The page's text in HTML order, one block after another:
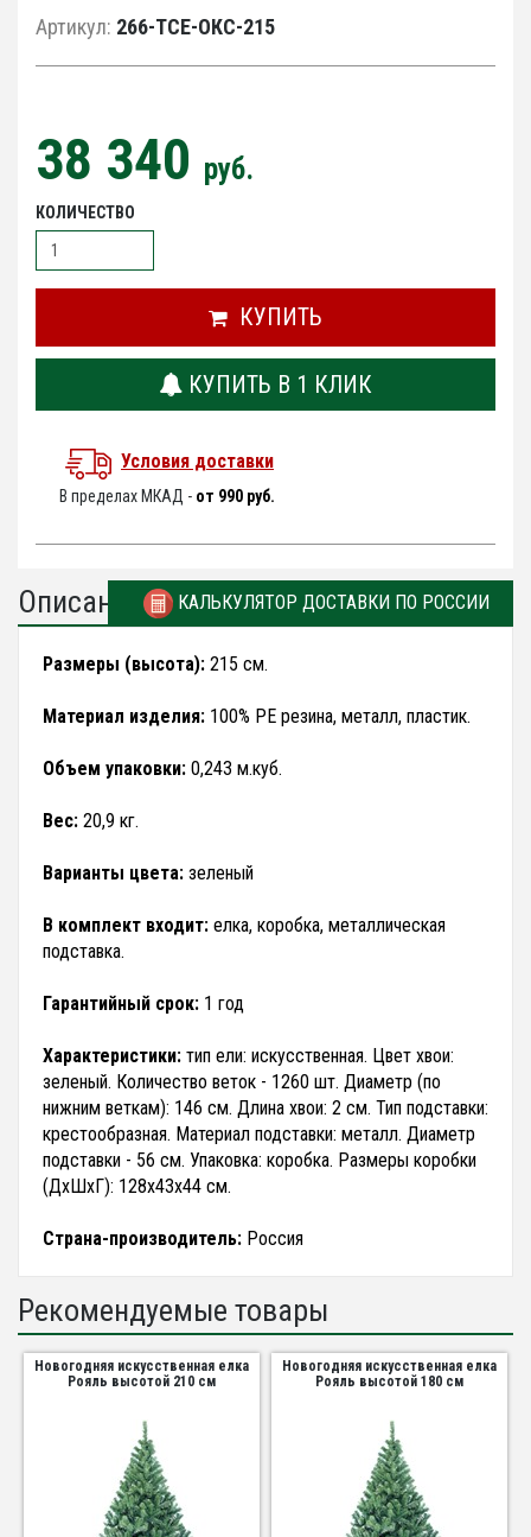
Артикул: 266-TCE-ОКС-215
38 340 руб.
КОЛИЧЕСТВО
КУПИТЬ
КУПИТЬ В 1 КЛИК
Условия доставки
В пределах МКАД - от 990 руб.
Описание КАЛЬКУЛЯТОР ДОСТАВКИ ПО РОССИИ
Размеры (высота): 215 см.
Материал изделия: 100% PE резина, металл, пластик.
Объем упаковки: 0,243 м.куб.
Вес: 20,9 кг.
Варианты цвета: зеленый
В комплект входит: елка, коробка, металлическая
подставка.
Гарантийный срок: 1 год
Характеристики: тип ели: искусственная. Цвет хвои:
зеленый. Количество веток - 1260 шт. Диаметр (по
нижним веткам): 146 см. Длина хвои: 2 см. Тип подставки:
крестообразная. Материал подставки: металл. Диаметр
подставки - 56 см. Упаковка: коробка. Размеры коробки
(ДхШхГ): 128х43х44 см.
Страна-производитель: Россия
Рекомендуемые товары
Новогодняя искусственная елка
Рояль высотой 210 см
Новогодняя искусственная елка
Рояль высотой 180 см